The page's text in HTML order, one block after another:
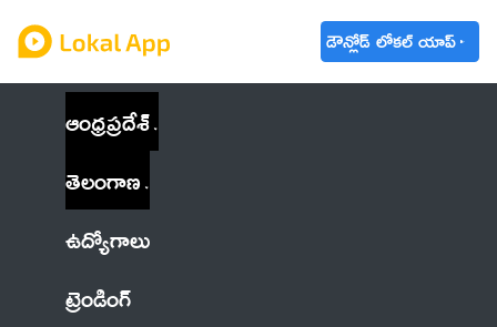
డౌన్లోడ్ లోకల్ యాప్
ఆంధ్రప్రదేశ్
తెలంగాణ
ఉద్యోగాలు
ట్రెండింగ్